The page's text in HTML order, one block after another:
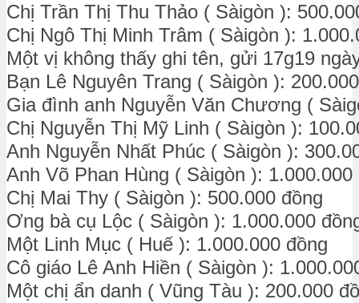
Chị Trần Thị Thu Thảo ( Sàigòn ):
Chị Ngô Thị Minh Trâm ( Sàigòn ):
Một vị không thấy ghi tên, gửi 17g19
Bạn Lê Nguyên Trang ( Sàigòn ):
Gia đình anh Nguyễn Văn Chương (
Chị Nguyễn Thị Mỹ Linh ( Sàigòn ):
Anh Nguyễn Nhất Phúc ( Sàigòn ):
Anh Võ Phan Hùng ( Sàigòn ): 1.000.000
Chị Mai Thy ( Sàigòn ): 500.000 đồng
Ơng bà cụ Lộc ( Sàigòn ): 1.000.000
Một Linh Mục ( Huế ): 1.000.000 đồng
Cô giáo Lê Anh Hiền ( Sàigòn ):
Một chị ẩn danh ( Vũng Tàu ): 200.000